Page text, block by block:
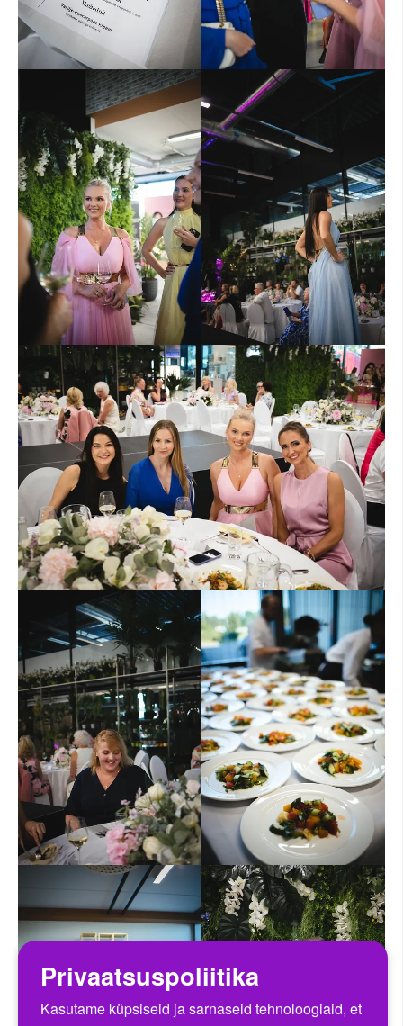
Privaatsuspoliitika
Kasutame küpsiseid ja sarnaseid tehnoloogiaid, et